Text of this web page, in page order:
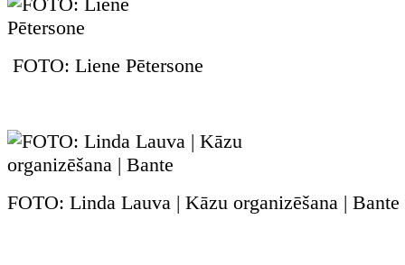
FOTO: Liene Pētersone
FOTO: Linda Lauva | Kāzu organizēšana | Bante